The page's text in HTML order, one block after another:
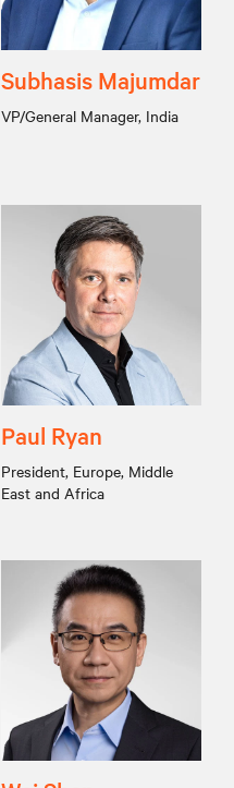
Subhasis Majumdar
VP/General Manager, India
Paul Ryan
President, Europe, Middle
East and Africa